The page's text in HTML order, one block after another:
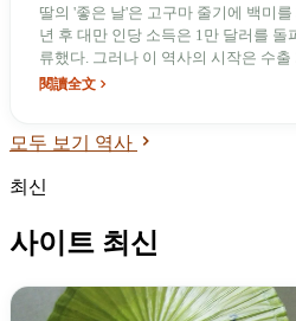
딸의 '좋은 날'은 고구마 줄기에 백미
년 후 대만 인당 소득은 1만 달러를 돌
류했다. 그러나 이 역사의 시작은 수출
서를 기회로 바꾼 토지 개혁이었다. 그
한 도박이 있었다.
閱讀全文
모두 보기 역사
최신
사이트 최신